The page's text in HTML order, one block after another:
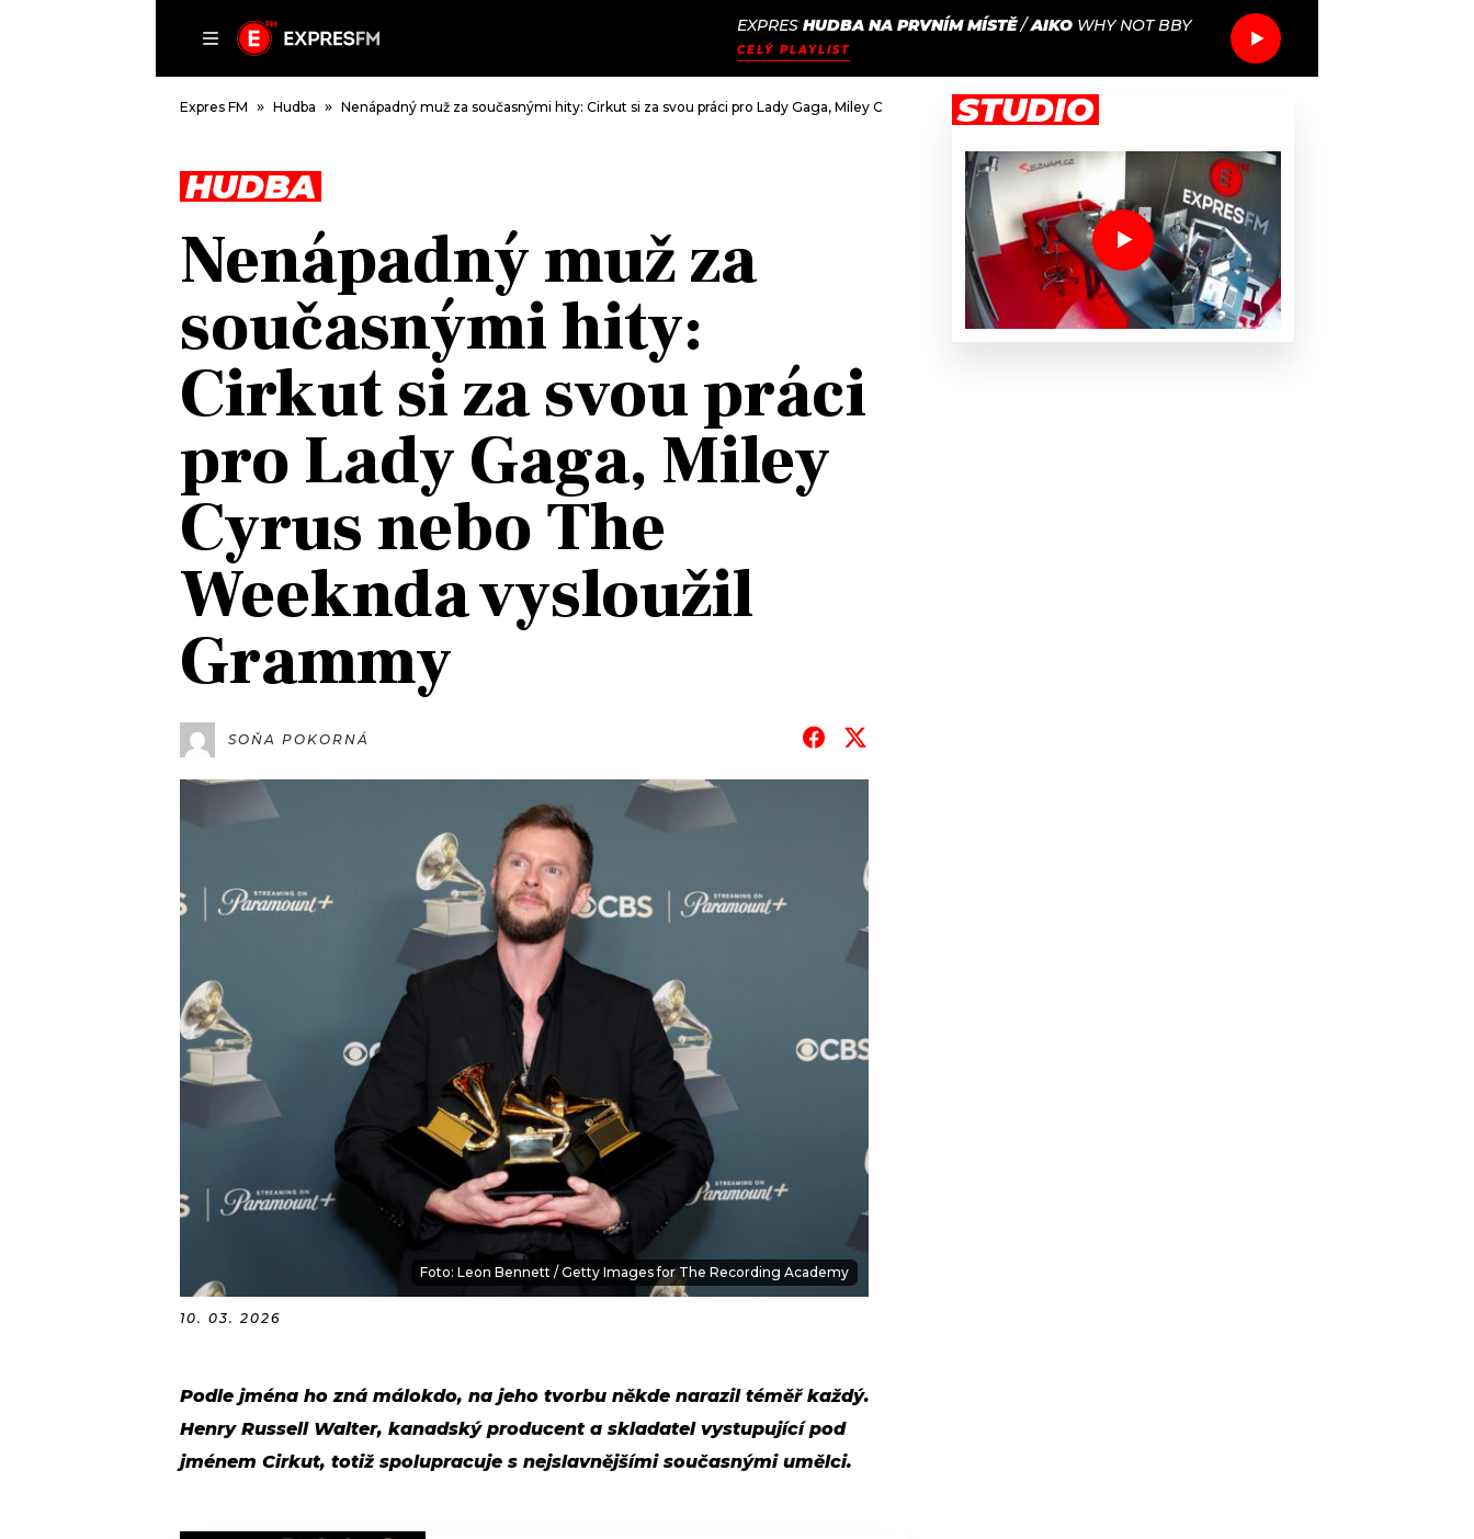
EXPRES HUDBA NA PRVNÍM MÍSTĚ/AIKO WHY NOT BBY
CELÝ PLAYLIST
DOMŮ
ČLÁNKY
HUDBA
ROZHOVORY
#NEBUDUDOMA
KALENDÁŘ
KVÍZY
TRENDY
KULTURA
MIX
OSTATNÍ
PODCASTY
JAK NALADIT
RÁDIO
APLIKACE
PROGRAM
JAK NALADIT
Expres FM Hudba Nenápadný muž za současnými hity: Cirkut si za svou práci pro Lady Gaga, Miley Cyrus nebo The Weeknda vysloužil Grammy
HUDBA
Nenápadný muž za
současnými hity:
Cirkut si za svou práci
pro Lady Gaga, Miley
Cyrus nebo The
Weeknda vysloužil
Grammy
SOŇA POKORNÁ
Foto: Leon Bennett / Getty Images for The Recording Academy
10. 03. 2026
Podle jména ho zná málokdo, na jeho tvorbu někde narazil téměř každý.
Henry Russell Walter, kanadský producent a skladatel vystupující pod
jménem Cirkut, totiž spolupracuje s nejslavnějšími současnými umělci.
STUDIO